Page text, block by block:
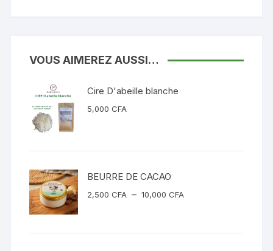
VOUS AIMEREZ AUSSI…
Cire D'abeille blanche
5,000CFA
BEURRE DE CACAO
2,500CFA – 10,000CFAPlage